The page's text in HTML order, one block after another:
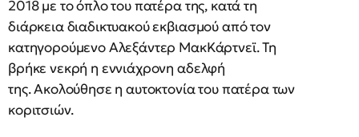
2018 με το όπλο του πατέρα της, κατά τη
διάρκεια διαδικτυακού εκβιασμού από τον
κατηγορούμενο Αλεξάντερ ΜακΚάρτνεϊ. Τη
βρήκε νεκρή η εννιάχρονη αδελφή
της. Ακολούθησε η αυτοκτονία του πατέρα των
κοριτσιών.